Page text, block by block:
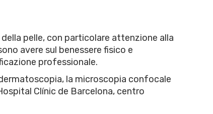
pelle, con particolare attenzione alla
avere sul benessere fisico e
professionale.
la microscopia confocale
Clínic de Barcelona, centro